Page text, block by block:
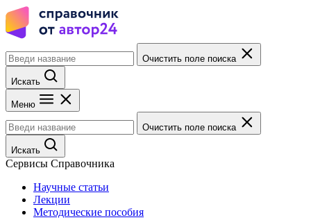
Очистить поле поиска
Искать
Меню
Очистить поле поиска
Искать
Сервисы Справочника
Научные статьи
Лекции
Методические пособия